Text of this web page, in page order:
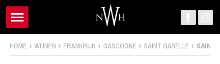
HOME WIJNEN FRANKRIJK GASCOGNE SAINT GABELLE